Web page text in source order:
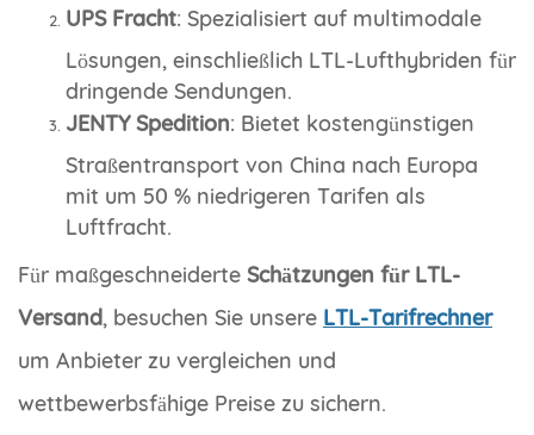
UPS Fracht: Spezialisiert auf multimodale
Lösungen, einschließlich LTL-Lufthybriden für
dringende Sendungen.
JENTY Spedition: Bietet kostengünstigen
Straßentransport von China nach Europa
mit um 50 % niedrigeren Tarifen als
Luftfracht.
Für maßgeschneiderte Schätzungen für LTL-
Versand, besuchen Sie unsere LTL-Tarifrechner
um Anbieter zu vergleichen und
wettbewerbsfähige Preise zu sichern.